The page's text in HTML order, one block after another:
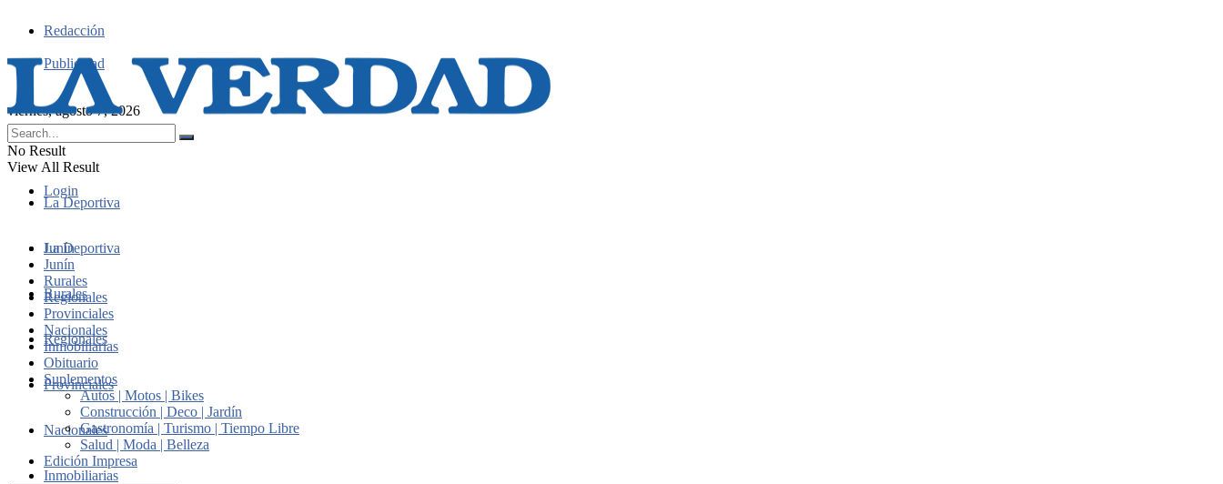
Redacción
Publicidad
viernes, agosto 7, 2026
Login
No Result
View All Result
La Deportiva
Junín
Rurales
Regionales
Provinciales
Nacionales
Inmobiliarias
La Deportiva
Junín
Rurales
Regionales
Provinciales
Nacionales
Inmobiliarias
Obituario
Suplementos
Autos | Motos | Bikes
Construcción | Deco | Jardín
Gastronomía | Turismo | Tiempo Libre
Salud | Moda | Belleza
Edición Impresa